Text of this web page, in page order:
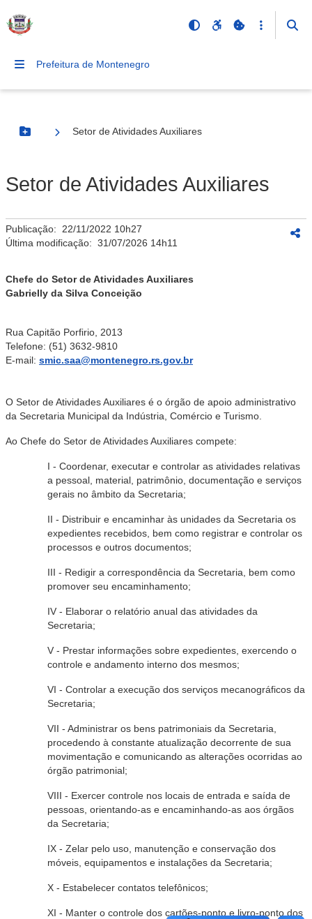
Prefeitura de Montenegro
Botão Menu
Setor de Atividades Auxiliares
Setor de Atividades Auxiliares
Publicação: 22/11/2022 10h27
Última modificação: 31/07/2026 14h11
Chefe do Setor de Atividades Auxiliares
Gabrielly da Silva Conceição
Rua Capitão Porfirio, 2013
Telefone: (51) 3632-9810
E-mail: smic.saa@montenegro.rs.gov.br
O Setor de Atividades Auxiliares é o órgão de apoio administrativo
da Secretaria Municipal da Indústria, Comércio e Turismo.
Ao Chefe do Setor de Atividades Auxiliares compete:
I - Coordenar, executar e controlar as atividades relativas
a pessoal, material, patrimônio, documentação e serviços
gerais no âmbito da Secretaria;
II - Distribuir e encaminhar às unidades da Secretaria os
expedientes recebidos, bem como registrar e controlar os
processos e outros documentos;
III - Redigir a correspondência da Secretaria, bem como
promover seu encaminhamento;
IV - Elaborar o relatório anual das atividades da
Secretaria;
V - Prestar informações sobre expedientes, exercendo o
controle e andamento interno dos mesmos;
VI - Controlar a execução dos serviços mecanográficos da
Secretaria;
VII - Administrar os bens patrimoniais da Secretaria,
procedendo à constante atualização decorrente de sua
movimentação e comunicando as alterações ocorridas ao
órgão patrimonial;
VIII - Exercer controle nos locais de entrada e saída de
pessoas, orientando-as e encaminhando-as aos órgãos
da Secretaria;
IX - Zelar pelo uso, manutenção e conservação dos
móveis, equipamentos e instalações da Secretaria;
X - Estabelecer contatos telefônicos;
XI - Manter o controle dos cartões-ponto e livro-ponto dos